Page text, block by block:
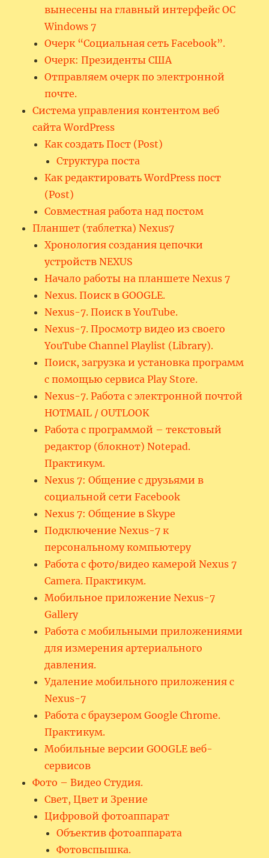
вынесены на главный интерфейс ОС
Windows 7
Очерк “Социальная сеть Facebook”.
Очерк: Президенты США
Отправляем очерк по электронной
почте.
Система управления контентом веб
сайта WordPress
Как создать Пост (Post)
Структура поста
Как редактировать WordPress пост
(Post)
Совместная работа над постом
Планшет (таблетка) Nexus7
Хронология создания цепочки
устройств NEXUS
Начало работы на планшете Nexus 7
Nexus. Поиск в GOOGLE.
Nexus-7. Поиск в YouTube.
Nexus-7. Просмотр видео из своего
YouTube Channel Playlist (Library).
Поиск, загрузка и установка программ
с помощью сервиса Play Store.
Nexus-7. Работа с электронной почтой
HOTMAIL / OUTLOOK
Работа с программой – текстовый
редактор (блокнот) Notepad.
Практикум.
Nexus 7: Общение с друзьями в
социальной сети Facebook
Nexus 7: Общение в Skype
Подключение Nexus-7 к
персональному компьютеру
Работа с фото/видео камерой Nexus 7
Camera. Практикум.
Мобильное приложение Nexus-7
Gallery
Работа с мобильными приложениями
для измерения артериального
давления.
Удаление мобильного приложения с
Nexus-7
Работа с браузером Google Chrome.
Практикум.
Мобильные версии GOOGLE веб-
сервисов
Фото – Видео Студия.
Свет, Цвет и Зрение
Цифровой фотоаппарат
Объектив фотоаппарата
Фотовспышка.